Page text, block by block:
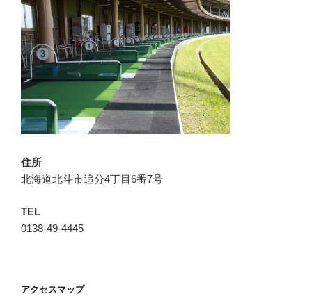
住所
北海道北斗市追分4丁目6番7号
TEL
0138-49-4445
アクセスマップ